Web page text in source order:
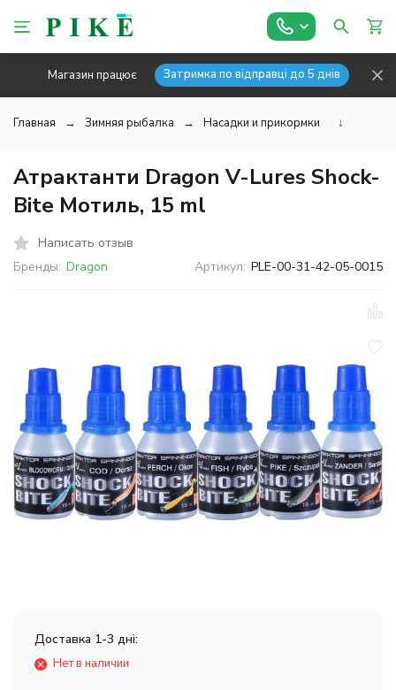
Магазин працює Затримка по відправці до 5 днів
Главная Зимняя рыбалка Насадки и прикормки ↓
Атрактанти Dragon V-Lures Shock-
Bite Мотиль, 15 ml
Написать отзыв
Бренды: Dragon Артикул: PLE-00-31-42-05-0015
Доставка 1-3 дні:
Нет в наличии